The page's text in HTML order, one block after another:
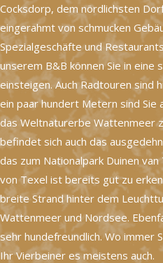
Cocksdorp, dem nördlichsten
eingerahmt von schmucken
Spezialgeschäfte und
unserem B&B können Sie in eine
einsteigen. Auch Radtouren sind
ein paar hundert Metern sind Sie
das Weltnaturerbe Wattenmeer
befindet sich auch das
das zum Nationalpark Duinen
von Texel ist bereits gut zu
breite Strand hinter dem
Wattenmeer und Nordsee.
sehr hundefreundlich. Wo immer
Ihr Vierbeiner es meistens auch.